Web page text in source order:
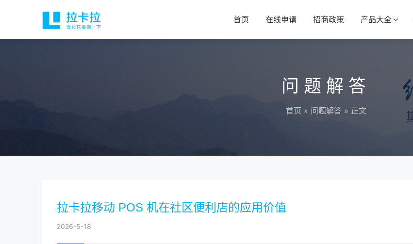
首页 在线申请 招商政策 产品大全
问题解答
首页 » 问题解答 » 正文
拉卡拉移动 POS 机在社区便利店的应用价值
2026-5-18